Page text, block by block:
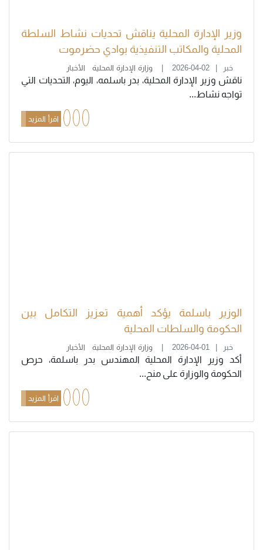
وزير الإدارة المحلية يناقش تحديات نشاط السلطة
المحلية والمكاتب التنفيذية بوادي حضرموت
خبر 2026-04-02 وزارة الإدارة المحلية الأخبار
ناقش وزير الإدارة المحلية، بدر باسلمه، اليوم، التحديات التي
تواجه نشاط...
اقرأ المزيد
الوزير باسلمة يؤكد أهمية تعزيز التكامل بين
الحكومة والسلطات المحلية
خبر 2026-04-01 وزارة الإدارة المحلية الأخبار
أكد وزير الإدارة المحلية المهندس بدر باسلمة، حرص
الحكومة والوزارة على منح...
اقرأ المزيد